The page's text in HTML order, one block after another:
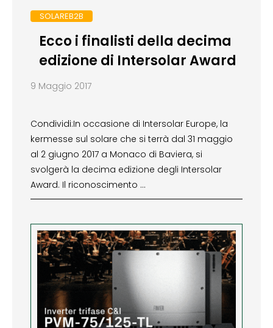
SOLAREB2B
Ecco i finalisti della decima
edizione di Intersolar Award
9 Maggio 2017
Condividi:In occasione di Intersolar Europe, la
kermesse sul solare che si terrà dal 31 maggio
al 2 giugno 2017 a Monaco di Baviera, si
svolgerà la decima edizione degli Intersolar
Award. Il riconoscimento …